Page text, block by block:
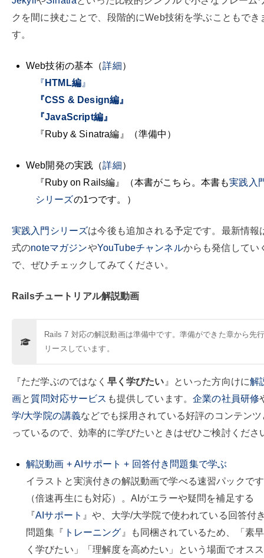
クを間に挟むことで、段階的にWeb技術を学ぶこともでき
す。
Web技術の基本（詳細）
『 HTML編』
『CSS & Design編』
『JavaScript編』
『Ruby & Sinatra編』（準備中）
Web開発の実践（詳細）
『Ruby on Rails編』（本書がこちら。本書も実践入
シリーズの1つです。）
実践入門シリーズは今後も追加される予定です。最新情報
式のnoteマガジンやYouTubeチャンネルからも発信してい
で、ぜひチェックしてみてください。
Railsチュートリアル解説動画
Rails 7 対応の解説動画は準備中です。準備ができた章から先
リースしています。
『ただ学ぶのではなく 早く学びたい 』といった方向けに解
画と 質問対応サービス も提供しています。企業の社員研修
学/大学院の講義などでも採用されている好評のコンテンツ
っているので、効率的に学びたいときはぜひご検討くださ
解説動画 + AIサポート + 回答付き問題集で学ぶ
イラストと実演付きの解説動画で学べる速習パックです
（倍速再生にも対応）。AIがエラーや疑問を補足する
『AIサポート 』や、大学/大学院で使われている回答付
問題集『 トレーニング 』も同梱されているため、「素早
く学びたい」「理解度を高めたい」という場面でオスス